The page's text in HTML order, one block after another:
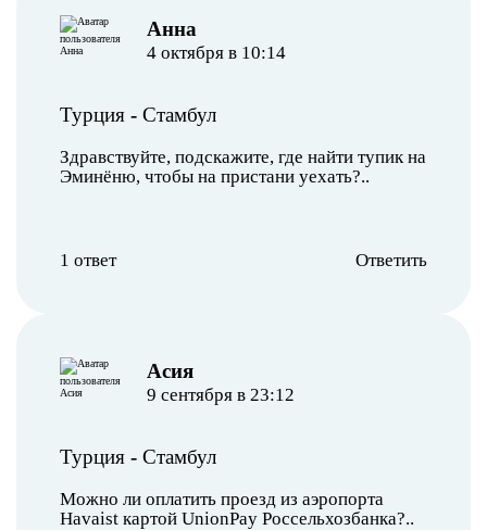
Анна
4 октября в 10:14
Турция - Стамбул
Здравствуйте, подскажите, где найти тупик на
Эминёню, чтобы на пристани уехать?..
1 ответ Ответить
Асия
9 сентября в 23:12
Турция - Стамбул
Можно ли оплатить проезд из аэропорта
Havaist картой UnionPay Россельхозбанка?..